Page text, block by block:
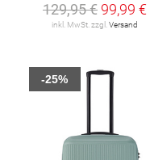
129,95 € 99,99 €
inkl. MwSt. zzgl.Versand
-25%